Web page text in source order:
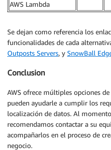
AWS Lambda
Se dejan como referencia los
funcionalidades de cada
Outposts Servers, y SnowBall
Conclusion
AWS ofrece múltiples opciones
pueden ayudarle a cumplir los
localización de datos. Al
recomendamos contactar a su
acompañarlos en el proceso de
negocio.